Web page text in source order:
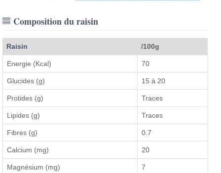
Composition du raisin
Raisin /100g
Energie (Kcal) 70
Glucides (g) 15 à 20
Protides (g) Traces
Lipides (g) Traces
Fibres (g) 0.7
Calcium (mg) 20
Magnésium (mg) 7